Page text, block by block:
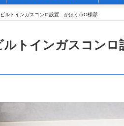
ルトインガスコンロ設置 かほく市O様邸
トインガスコン